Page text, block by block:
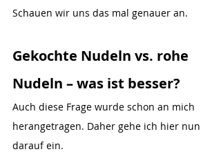
Schauen wir uns das mal genauer an.
Gekochte Nudeln vs. rohe
Nudeln – was ist besser?
Auch diese Frage wurde schon an mich
herangetragen. Daher gehe ich hier nun
darauf ein.